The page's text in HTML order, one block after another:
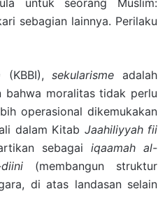
untuk seorang Muslim:
sebagian lainnya. Perilaku
(KBBI),sekularisme adalah
bahwa moralitas tidak perlu
operasional dikemukakan
dalam Kitab Jaahiliyyah fii
sebagai iqaamah al-
(membangun struktur
di atas landasan selain